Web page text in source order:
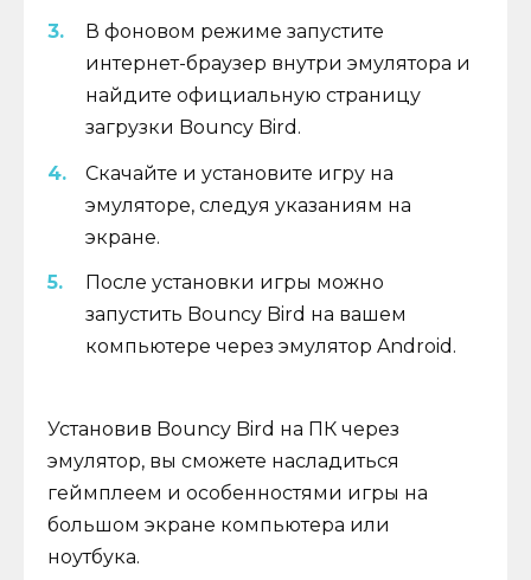
В фоновом режиме запустите
интернет-браузер внутри эмулятора и
найдите официальную страницу
загрузки Bouncy Bird.
Скачайте и установите игру на
эмуляторе, следуя указаниям на
экране.
После установки игры можно
запустить Bouncy Bird на вашем
компьютере через эмулятор Android.
Установив Bouncy Bird на ПК через
эмулятор, вы сможете насладиться
геймплеем и особенностями игры на
большом экране компьютера или
ноутбука.